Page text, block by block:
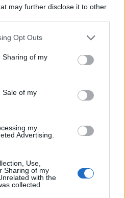
may further disclose it to other
Opt Outs
Sharing of my
Sale of my
my
Advertising.
Use,
Sharing of my
with the
collected.
tener suerte con el es el